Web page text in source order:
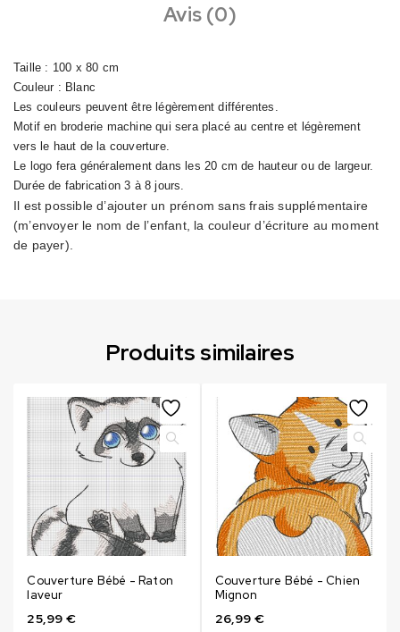
Avis (0)
Taille : 100 x 80 cm
Couleur : Blanc
Les couleurs peuvent être légèrement différentes.
Motif en broderie machine qui sera placé au centre et légèrement
vers le haut de la couverture.
Le logo fera généralement dans les 20 cm de hauteur ou de largeur.
Durée de fabrication 3 à 8 jours.
Il est possible d’ajouter un prénom sans frais supplémentaire
(m’envoyer le nom de l’enfant, la couleur d’écriture au moment
de payer).
Produits similaires
Couverture Bébé - Raton
laveur
25,99 €
Couverture Bébé - Chien
Mignon
26,99 €